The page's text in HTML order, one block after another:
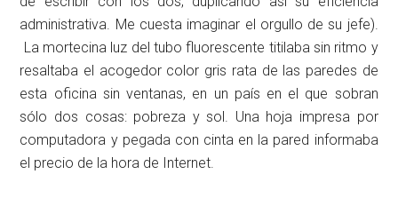
administrativa. Me cuesta imaginar el orgullo de su jefe).
La mortecina luz del tubo fluorescente titilaba sin ritmo y
resaltaba el acogedor color gris rata de las paredes de
esta oficina sin ventanas, en un país en el que sobran
sólo dos cosas: pobreza y sol. Una hoja impresa por
computadora y pegada con cinta en la pared informaba
el precio de la hora de Internet.